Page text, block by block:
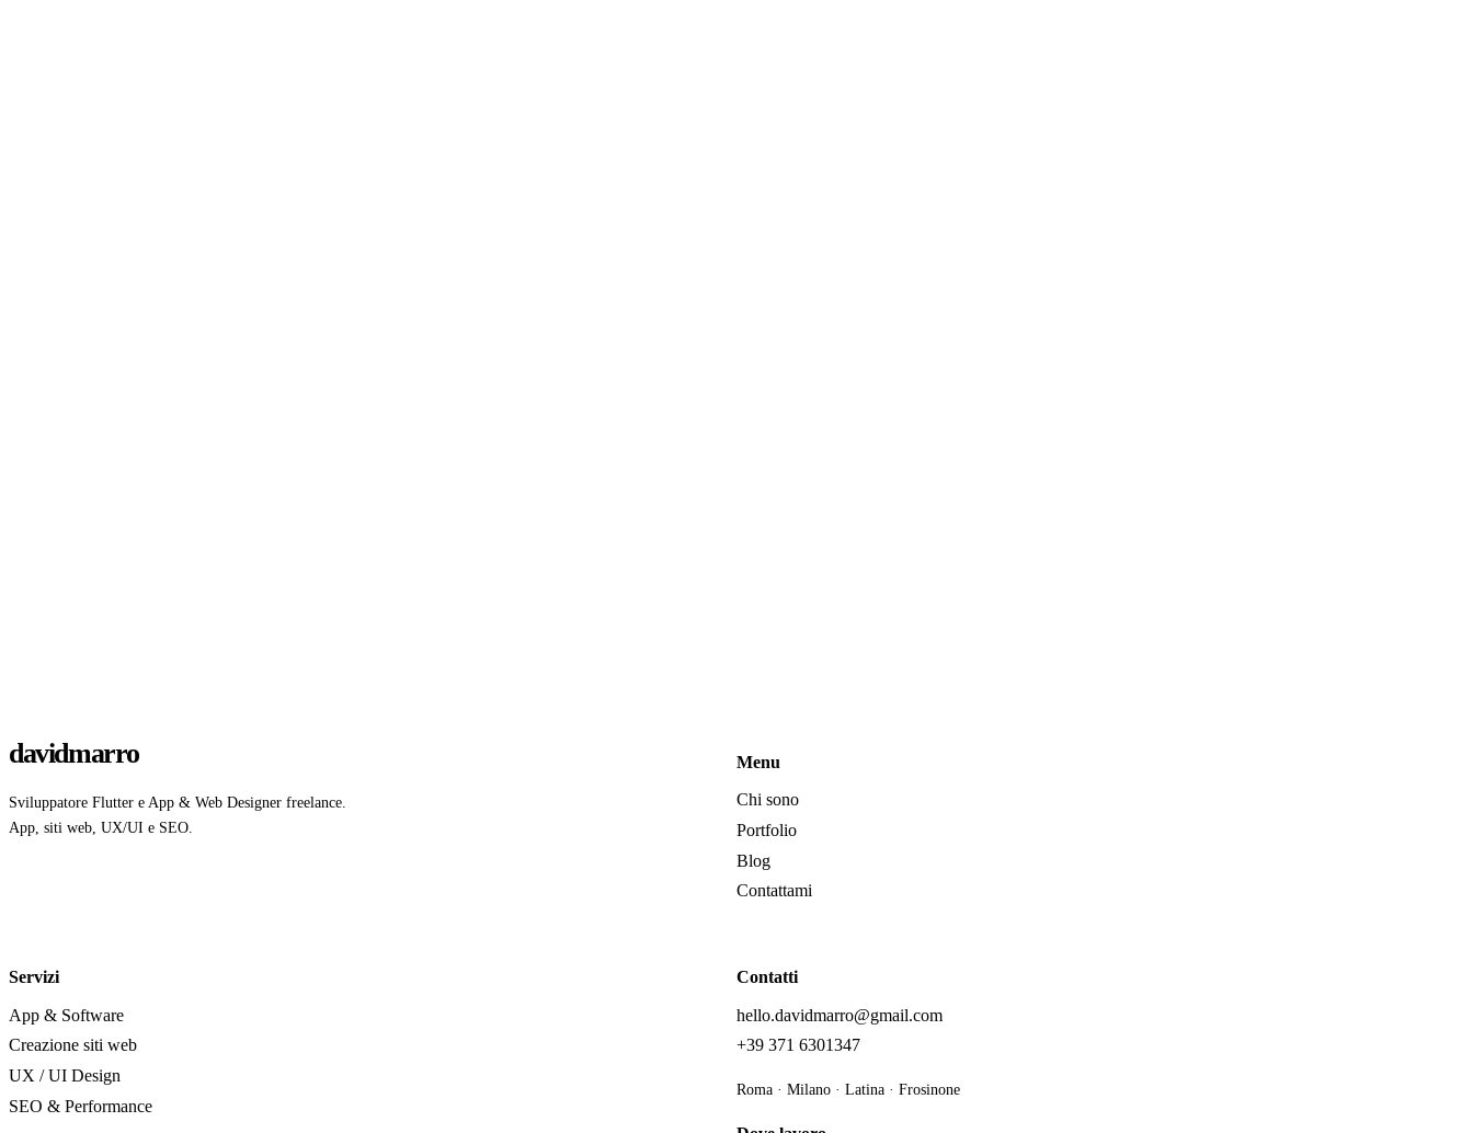
davidmarro
Sviluppatore Flutter e App & Web Designer freelance.
App, siti web, UX/UI e SEO.
Menu
Chi sono
Portfolio
Blog
Contattami
Servizi
App & Software
Creazione siti web
UX / UI Design
SEO & Performance
Contatti
hello.davidmarro@gmail.com
+39 371 6301347
Roma · Milano · Latina · Frosinone